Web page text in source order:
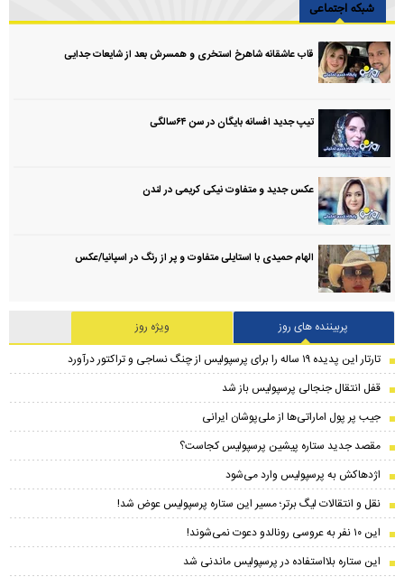
شبکه اجتماعی
قاب عاشقانه شاهرخ استخری و همسرش بعد از شایعات جدایی
تیپ جدید افسانه بایگان در سن ۶۴سالگی
عکس جدید و متفاوت نیکی کریمی در لندن
الهام حمیدی با استایلی متفاوت و پر از رنگ در اسپانیا/عکس
پربیننده های روز
ویژه روز
تارتار این پدیده ۱۹ ساله را برای پرسپولیس از چنگ نساجی و تراکتور درآورد
قفل انتقال جنجالی پرسپولیس باز شد
جیب پر پول اماراتی‌ها از ملی‌پوشان ایرانی
مقصد جدید ستاره پیشین پرسپولیس کجاست؟
اژدهاکش به پرسپولیس وارد می‌شود
نقل و انتقالات لیگ برتر؛ مسیر این ستاره پرسپولیس عوض شد!
این ۱۰ نفر به عروسی رونالدو دعوت نمی‌شوند!
این ستاره بلااستفاده در پرسپولیس ماندنی شد